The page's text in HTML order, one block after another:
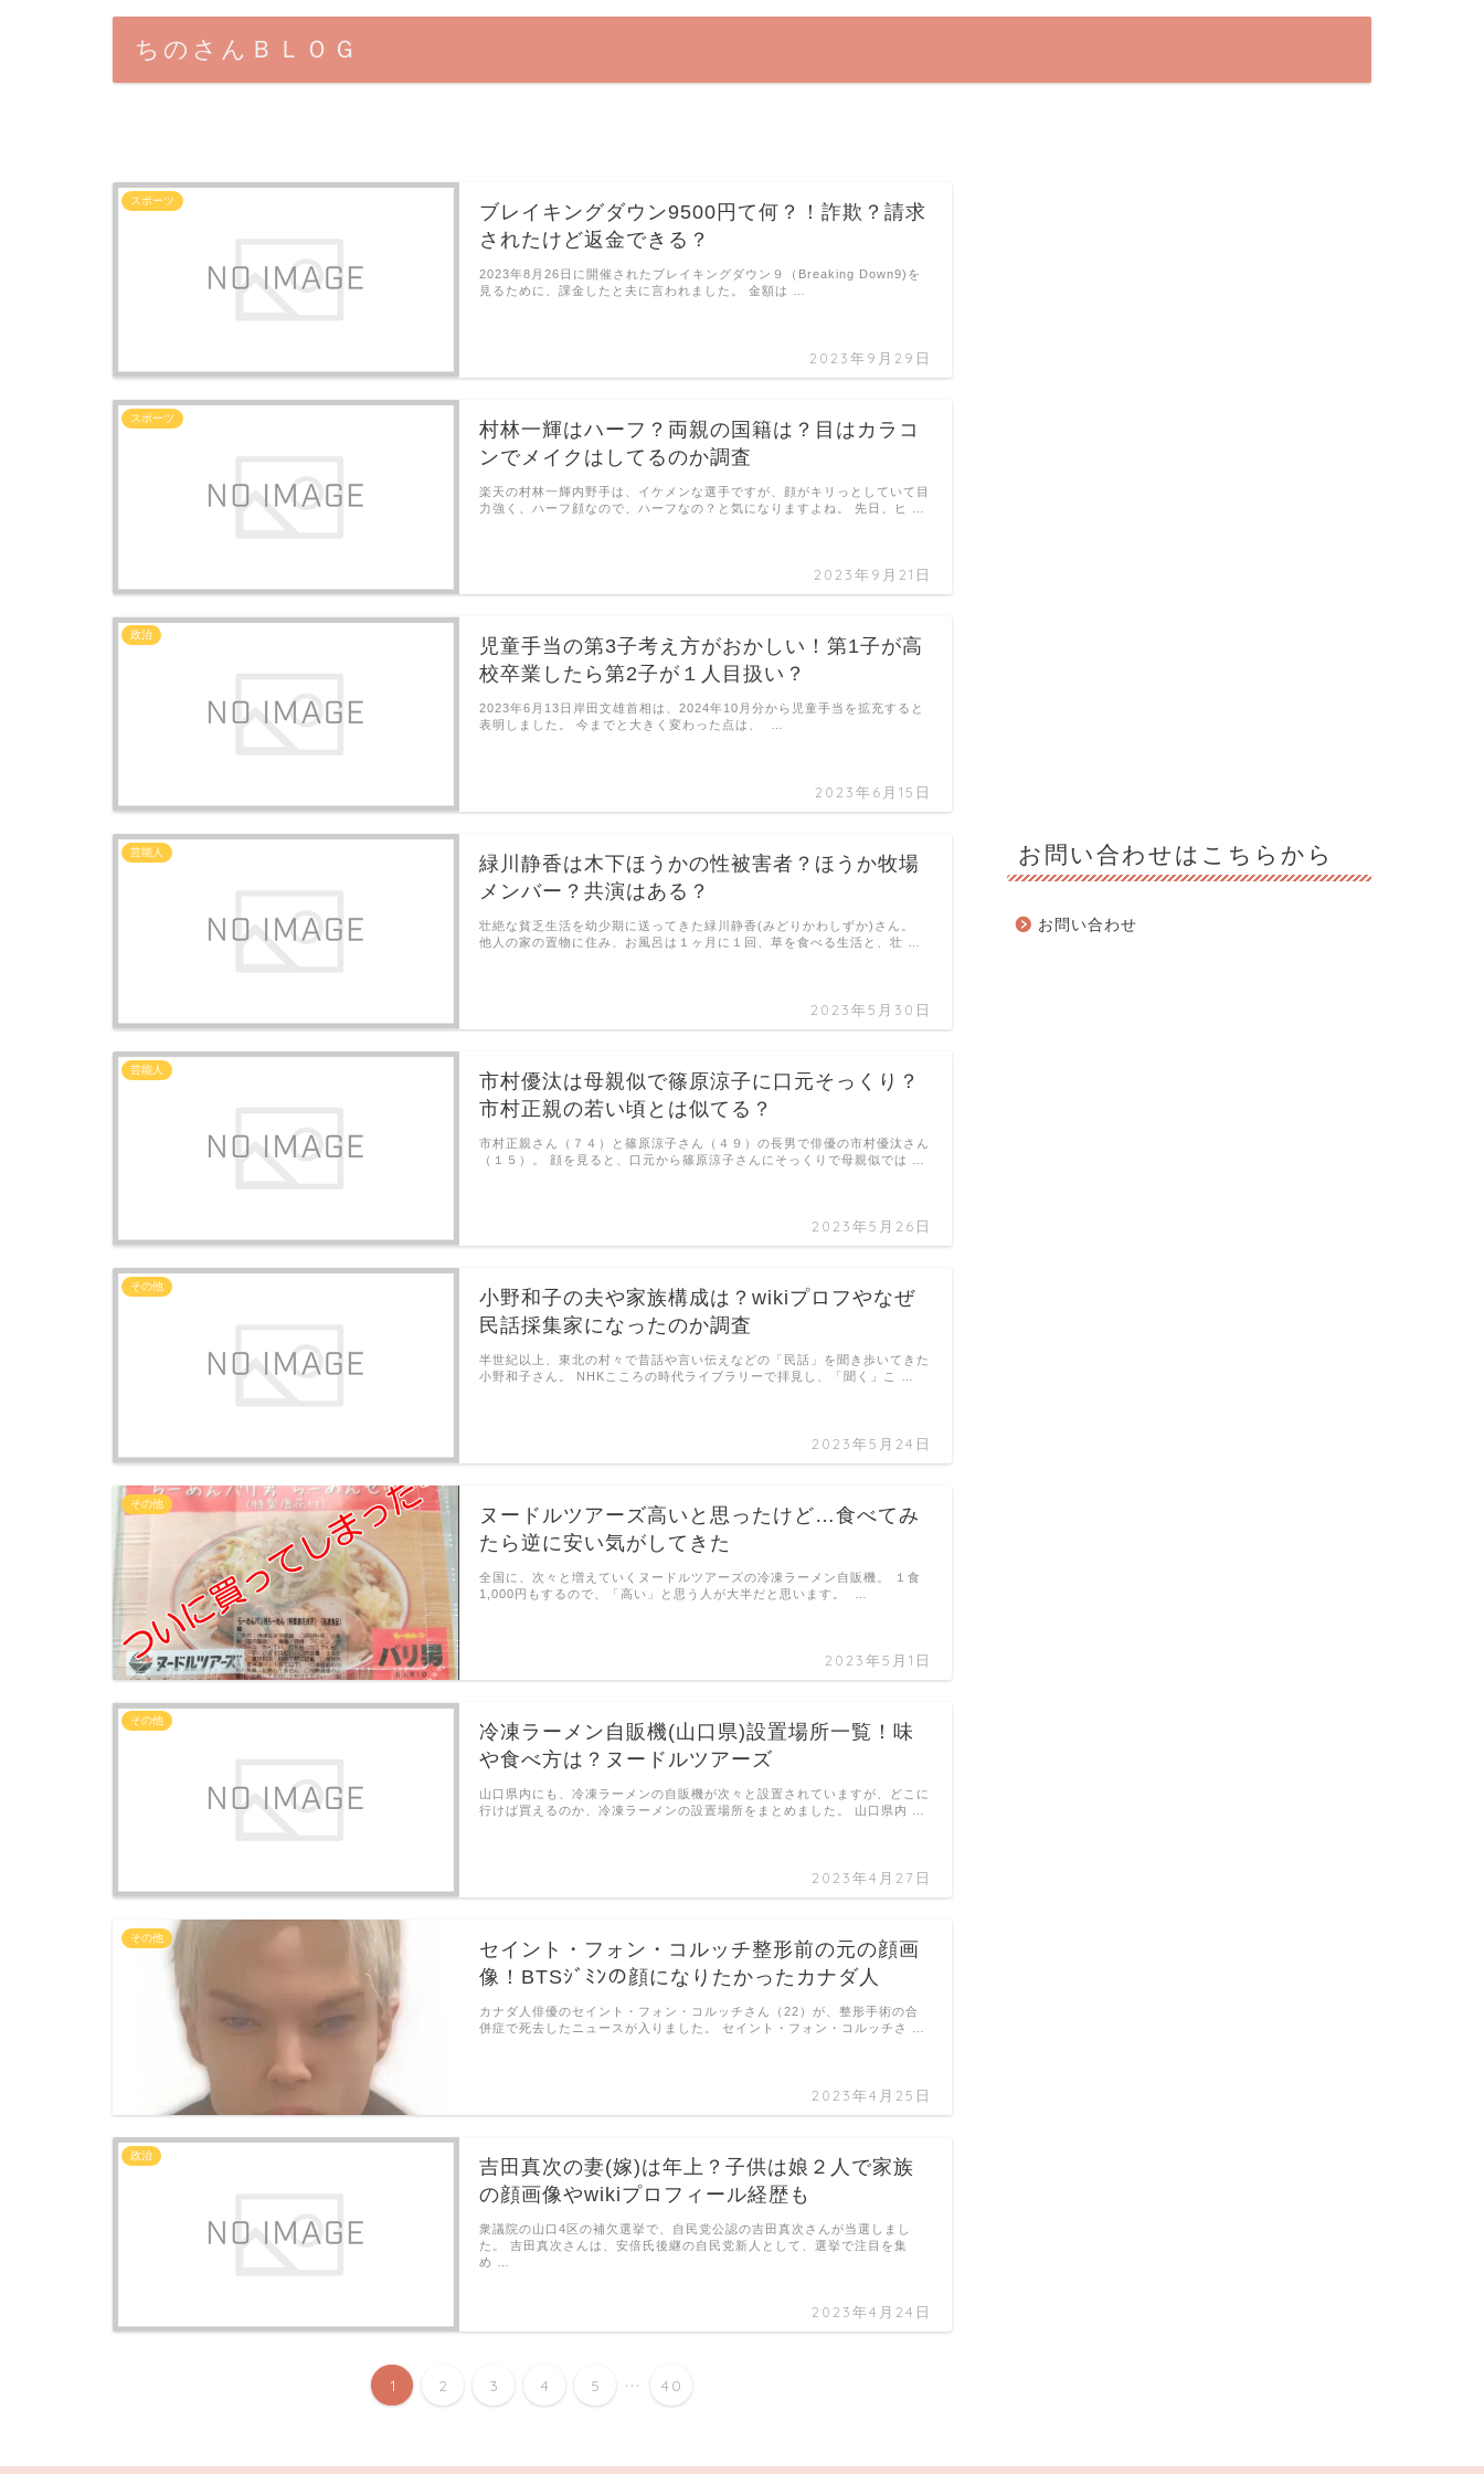
ちのさんＢＬＯＧ
スポーツ
ブレイキングダウン9500円て何？！詐欺？請求
されたけど返金できる？
2023年9月29日
2023年8月26日に開催されたブレイキングダウン９（Breaking Down9)を
見るために、課金したと夫に言われました。 金額は …
スポーツ
村林一輝はハーフ？両親の国籍は？目はカラコ
ンでメイクはしてるのか調査
2023年9月21日
楽天の村林一輝内野手は、イケメンな選手ですが、顔がキリっとしていて目
力強く、ハーフ顔なので、ハーフなの？と気になりますよね。 先日、ヒ …
政治
児童手当の第3子考え方がおかしい！第1子が高
校卒業したら第2子が１人目扱い？
2023年6月15日
2023年6月13日岸田文雄首相は、2024年10月分から児童手当を拡充すると
表明しました。 今までと大きく変わった点は、 …
芸能人
緑川静香は木下ほうかの性被害者？ほうか牧場
メンバー？共演はある？
2023年5月30日
壮絶な貧乏生活を幼少期に送ってきた緑川静香(みどりかわしずか)さん。
他人の家の置物に住み、お風呂は１ヶ月に１回、草を食べる生活と、壮 …
芸能人
市村優汰は母親似で篠原涼子に口元そっくり？
市村正親の若い頃とは似てる？
2023年5月26日
市村正親さん（７４）と篠原涼子さん（４９）の長男で俳優の市村優汰さん
（１５）。 顔を見ると、口元から篠原涼子さんにそっくりで母親似では …
その他
小野和子の夫や家族構成は？wikiプロフやなぜ
民話採集家になったのか調査
2023年5月24日
半世紀以上、東北の村々で昔話や言い伝えなどの「民話」を聞き歩いてきた
小野和子さん。 NHKこころの時代ライブラリーで拝見し、「聞く」こ …
その他
ヌードルツアーズ高いと思ったけど…食べてみ
たら逆に安い気がしてきた
2023年5月1日
全国に、次々と増えていくヌードルツアーズの冷凍ラーメン自販機。 １食
1,000円もするので、「高い」と思う人が大半だと思います。 …
その他
冷凍ラーメン自販機(山口県)設置場所一覧！味
や食べ方は？ヌードルツアーズ
2023年4月27日
山口県内にも、冷凍ラーメンの自販機が次々と設置されていますが、どこに
行けば買えるのか、冷凍ラーメンの設置場所をまとめました。 山口県内 …
その他
セイント・フォン・コルッチ整形前の元の顔画
像！BTSｼﾞﾐﾝの顔になりたかったカナダ人
2023年4月25日
カナダ人俳優のセイント・フォン・コルッチさん（22）が、整形手術の合
併症で死去したニュースが入りました。 セイント・フォン・コルッチさ …
政治
吉田真次の妻(嫁)は年上？子供は娘２人で家族
の顔画像やwikiプロフィール経歴も
2023年4月24日
衆議院の山口4区の補欠選挙で、自民党公認の吉田真次さんが当選しまし
た。 吉田真次さんは、安倍氏後継の自民党新人として、選挙で注目を集
め …
1 2 3 4 5 ... 40
お問い合わせはこちらから
お問い合わせ